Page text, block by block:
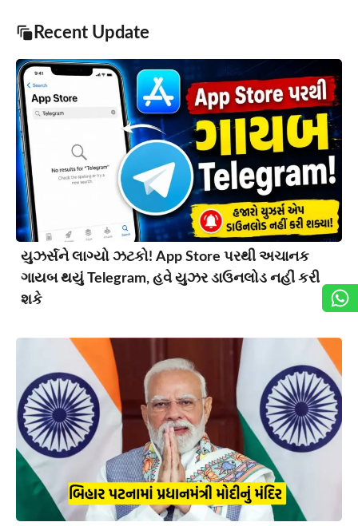
Recent Update
યુઝર્સને લાગ્યો ઝટકો! App Store પરથી અચાનક
ગાયબ થયું Telegram, હવે યુઝર ડાઉનલોડ નહીં કરી
શકે